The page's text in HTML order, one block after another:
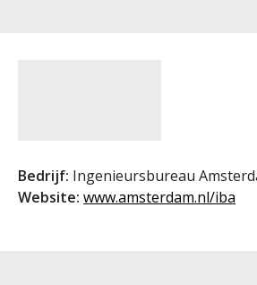
Bedrijf: Ingenieursbureau
Website: www.amsterdam.nl/iba